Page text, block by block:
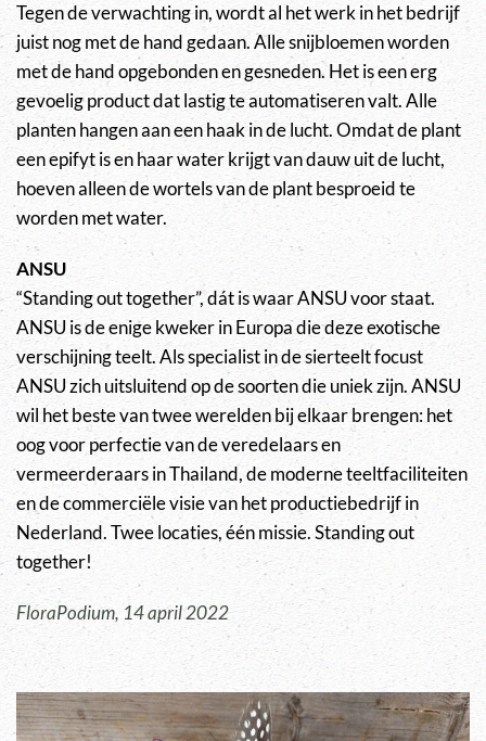
Tegen de verwachting in, wordt al het werk in het bedrijf
juist nog met de hand gedaan. Alle snijbloemen worden
met de hand opgebonden en gesneden. Het is een erg
gevoelig product dat lastig te automatiseren valt. Alle
planten hangen aan een haak in de lucht. Omdat de plant
een epifyt is en haar water krijgt van dauw uit de lucht,
hoeven alleen de wortels van de plant besproeid te
worden met water.
ANSU
“Standing out together”, dát is waar ANSU voor staat.
ANSU is de enige kweker in Europa die deze exotische
verschijning teelt. Als specialist in de sierteelt focust
ANSU zich uitsluitend op de soorten die uniek zijn. ANSU
wil het beste van twee werelden bij elkaar brengen: het
oog voor perfectie van de veredelaars en
vermeerderaars in Thailand, de moderne teeltfaciliteiten
en de commerciële visie van het productiebedrijf in
Nederland. Twee locaties, één missie. Standing out
together!
FloraPodium, 14 april 2022